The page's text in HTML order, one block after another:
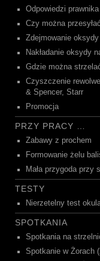
Odpowiedzi
Czy można
Zdejmowanie oksydy
Nakładanie oksydy
Gdzie można
Czyszczenie
& Spencer, Starr
Promocja
PRZY PRACY …
Zabawy z prochem
Formowanie żelu
Mała przygoda przy
TESTY
Nierzetelny test
SPOTKANIA
Spotkania na
Spotkanie w Żorach